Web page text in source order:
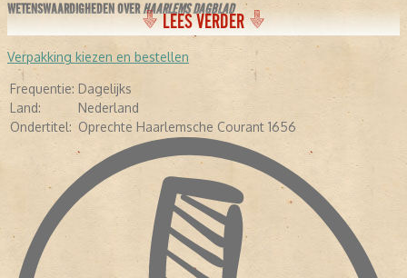
WETENSWAARDIGHEDEN OVERHAARLEMS DAGBLAD
- De krant stelt dat ze de oudste krant verschijnende krant ter
wereld is, omdat ze is samengegaan met de
Courant
- In de negentiende eeuw schreven een aantal letterkundigen voor
de krant: Conrad Busken Huet en Eduard Douwes Dekker, beter
bekend als Multatuli.
- In 1948 kreeg de krant de toevoeging:Oprechte haarlemsche
Courant 1656.
In 2005 veranderde de avondkrant in een ochtendkrant.
- Diverse bekende Nederlanders hebben voor de krant geschreven,
waaronder Pim Fortuyn, Mart Smeets, Brigitte Kaandorp en Heleen
van Royen.
- In april 2013 verscheen de krant voor het eerst als tabloid.
LEES VERDER
Verpakking kiezen en bestellen
Frequentie: Dagelijks
Land:
Nederland
Ondertitel: Oprechte Haarlemsche Courant 1656